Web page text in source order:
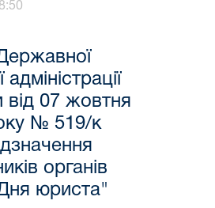
від 07 жовтня
№ 519/к
органів
юриста"